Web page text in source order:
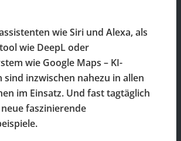
wie Siri und Alexa, als
wie DeepL oder
wie Google Maps – KI-
sind inzwischen nahezu in allen
im Einsatz. Und fast tagtäglich
faszinierende